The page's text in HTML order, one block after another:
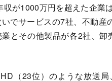
が1000万円を超えた企業
でサービスの7社、不動
とその他製品が各2社、
（23位）のような放送